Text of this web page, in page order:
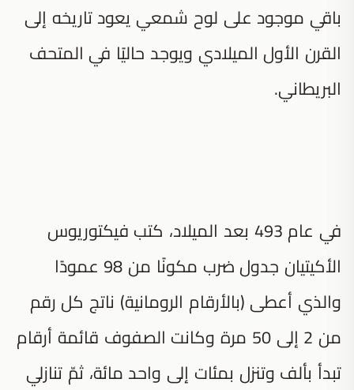
باقي موجود على لوح شمعي يعود تاريخه إلى
القرن الأول الميلادي ويوجد حاليًا في المتحف
البريطاني.
في عام 493 بعد الميلاد، كتب فيكتوريوس
الأكيتيان جدول ضرب مكونًا من 98 عمودًا
والذي أعطى (بالأرقام الرومانية) ناتج كل رقم
من 2 إلى 50 مرة وكانت الصفوف قائمة أرقام
تبدأ بألف وتنزل بمئات إلى واحد مائة، ثمّ تنازلي